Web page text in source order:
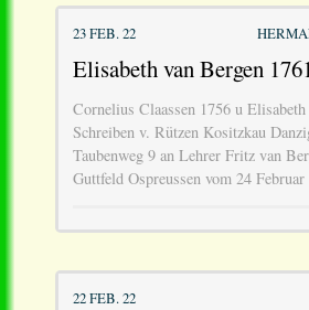
23 FEB. 22
Elisabeth van Bergen
Cornelius Claassen 1756 u
Schreiben v. Rützen Kositzkau
Taubenweg 9 an Lehrer Fritz van
Guttfeld Ospreussen vom 24 Februar
22 FEB. 22